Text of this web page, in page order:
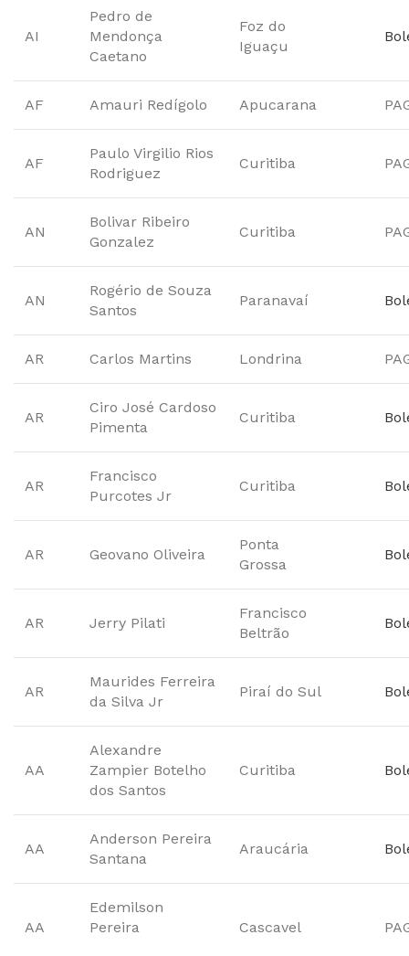
AI
Pedro de
Mendonça
Caetano
Foz do
Iguaçu
AF Amauri Redígolo Apucarana
AF
Paulo Virgilio Rios
Rodriguez
Curitiba
AN
Bolivar Ribeiro
Gonzalez
Curitiba
AN
Rogério de Souza
Santos
Paranavaí
AR Carlos Martins Londrina
AR
Ciro José Cardoso
Pimenta
Curitiba
AR
Francisco
Purcotes Jr
Curitiba
AR Geovano Oliveira
Ponta
Grossa
AR Jerry Pilati
Francisco
Beltrão
AR
Maurides Ferreira
da Silva Jr
Piraí do Sul
AA
Alexandre
Zampier Botelho
dos Santos
Curitiba
AA
Anderson Pereira
Santana
Araucária
AA
Edemilson
Pereira
Cascavel